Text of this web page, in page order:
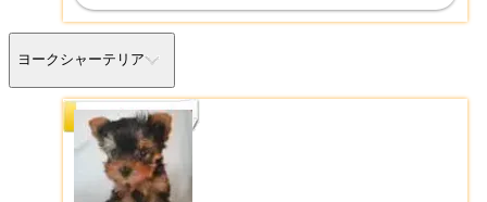
ヨークシャーテリア